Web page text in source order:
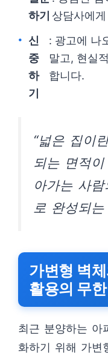
하기 상담사에
신
중
하
기
: 광고에 나
말고, 현실
합니다.
“넓은 집이
되는 면적
아가는 사
로 완성되는
가변형 벽
활용의 무
최근 분양하는 아
화하기 위해 가변